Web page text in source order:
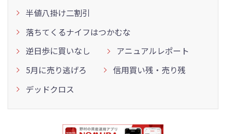
半値八掛け二割引
落ちてくるナイフはつかむな
逆日歩に買いなし
アニュアルレポート
5月に売り逃げろ
信用買い残・売り残
デッドクロス